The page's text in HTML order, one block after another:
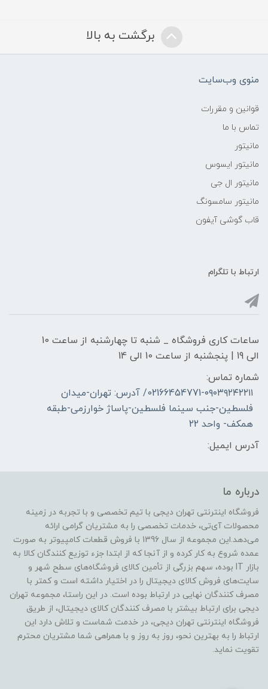
برگشت به بالا
منوی وب‌سایت
قوانین و مقررات
تماس با ما
مانیتور
مانیتور ایسوس
مانیتور ال جی
مانیتور سامسونگ
قاب گوشی آیفون
ارتباط با تلگرام
ساعات کاری فروشگاه _ شنبه تا چهارشنبه از ساعت 10
الی 19 | پنجشنبه از ساعت 10 الی 14
شماره تماس:
02166454771-۰۹۰۳۹۲۴۲۲۱۱/ آدرس: تهران-میدان
فلسطین-جنب سینما فلسطین-پاساژ خوارزمی-طبقه
همکف- واحد 22
آدرس ایمیل:
درباره ما
فروشگاه اینترنتی تهران دیجی با تیم تخصصی و با تجربه در زمینه
محصولات آی‌تی، خدمات تخصصی را به مشتریان گرامی ارائه
می‌دهد.این مجموعه از سال 1396 با فروش قطعات کامپیوتر به صورت
عمده شروع به کار کرده و از آنجا که از ابتدا جزء توزیع کنندگان کالا به
بازار IT بوده، سهم بزرگی از تأمین کالای فروشگاه‌های سطح شهر و
سایت‌های فروش کالای دیجیتال را در اختیار داشته است و کمتر با
مصرف کنندگان نهایی در ارتباط بوده است. در این راستا، مجموعه تهران
دیجی برای ارتباط بیشتر با مصرف کنندگان کالای دیجیتال، از طریق
فروشگاه اینترنتی تهران دیجی، در خدمت شماست و تلاش دارد این
ارتباط را به بهترین نحو، روز به روز و با همراهی شما مشتریان محترم
تقویت نماید.